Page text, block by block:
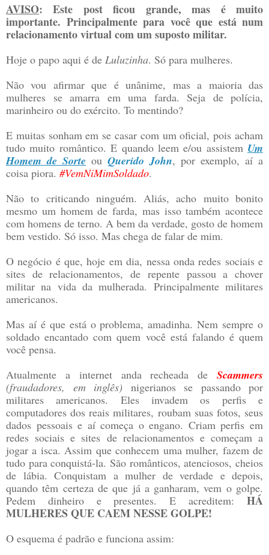
AVISO: Este post ficou grande, mas é muito
importante. Principalmente para você que está num
relacionamento virtual com um suposto militar.
Hoje o papo aqui é de Luluzinha. Só para mulheres.
Não vou afirmar que é unânime, mas a maioria das
mulheres se amarra em uma farda. Seja de polícia,
marinheiro ou do exército. To mentindo?
E muitas sonham em se casar com um oficial, pois acham
tudo muito romântico. E quando leem e/ou assistem Um
Homem de Sorte ou Querido John, por exemplo, aí a
coisa piora. #VemNiMimSoldado.
Não to criticando ninguém. Aliás, acho muito bonito
mesmo um homem de farda, mas isso também acontece
com homens de terno. A bem da verdade, gosto de homem
bem vestido. Só isso. Mas chega de falar de mim.
O negócio é que, hoje em dia, nessa onda redes sociais e
sites de relacionamentos, de repente passou a chover
militar na vida da mulherada. Principalmente militares
americanos.
Mas aí é que está o problema, amadinha. Nem sempre o
soldado encantado com quem você está falando é quem
você pensa.
Atualmente a internet anda recheada de Scammers
(fraudadores, em inglês) nigerianos se passando por
militares americanos. Eles invadem os perfis e
computadores dos reais militares, roubam suas fotos, seus
dados pessoais e aí começa o engano. Criam perfis em
redes sociais e sites de relacionamentos e começam a
jogar a isca. Assim que conhecem uma mulher, fazem de
tudo para conquistá-la. São românticos, atenciosos, cheios
de lábia. Conquistam a mulher de verdade e depois,
quando têm certeza de que já a ganharam, vem o golpe.
Pedem dinheiro e presentes. E acreditem: HÁ
MULHERES QUE CAEM NESSE GOLPE!
O esquema é padrão e funciona assim: